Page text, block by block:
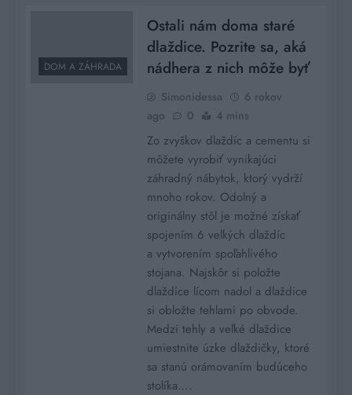
DOM A ZÁHRADA
Ostali nám doma staré
dlaždice. Pozrite sa, aká
nádhera z nich môže byť
Simonidessa
6 rokov
ago
0 4 mins
Zo zvyškov dlaždíc a cementu si
môžete vyrobiť vynikajúci
záhradný nábytok, ktorý vydrží
mnoho rokov. Odolný a
originálny stôl je možné získať
spojením 6 veľkých dlaždíc
a vytvorením spoľahlivého
stojana. Najskôr si položte
dlaždice lícom nadol a dlaždice
si obložte tehlami po obvode.
Medzi tehly a veľké dlaždice
umiestnite úzke dlaždičky, ktoré
sa stanú orámovaním budúceho
stolíka….